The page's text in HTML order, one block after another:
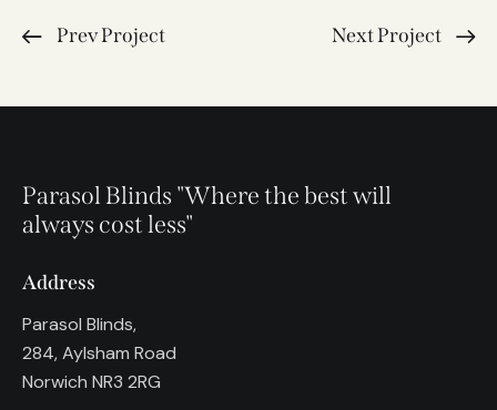
Prev Project Next Project
Parasol Blinds "Where the best will
always cost less"
Address
Parasol Blinds,
284, Aylsham Road
Norwich NR3 2RG